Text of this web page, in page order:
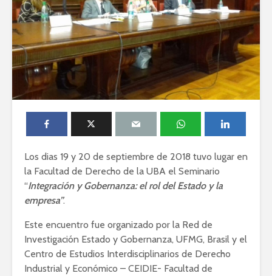
Los dias 19 y 20 de septiembre de 2018 tuvo lugar en
la Facultad de Derecho de la UBA el Seminario
“Integración y Gobernanza: el rol del Estado y la
empresa”.
Este encuentro fue organizado por la Red de
Investigación Estado y Gobernanza, UFMG, Brasil y el
Centro de Estudios Interdisciplinarios de Derecho
Industrial y Económico – CEIDIE- Facultad de